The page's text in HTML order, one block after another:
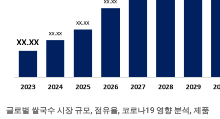
글로벌 쌀국수 시장 규모, 점유율, 코로나19 영향 분석, 제품